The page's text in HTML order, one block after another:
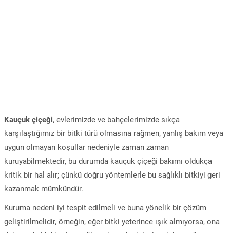
Kauçuk çiçeği, evlerimizde ve bahçelerimizde sıkça
karşılaştığımız bir bitki türü olmasına rağmen, yanlış bakım veya
uygun olmayan koşullar nedeniyle zaman zaman
kuruyabilmektedir, bu durumda kauçuk çiçeği bakımı oldukça
kritik bir hal alır; çünkü doğru yöntemlerle bu sağlıklı bitkiyi geri
kazanmak mümkündür.
Kuruma nedeni iyi tespit edilmeli ve buna yönelik bir çözüm
geliştirilmelidir, örneğin, eğer bitki yeterince ışık almıyorsa, ona